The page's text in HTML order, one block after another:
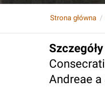
Strona główna
Andreae